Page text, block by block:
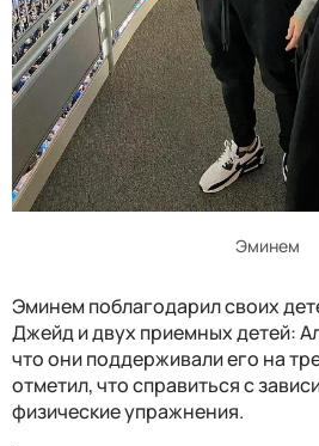
Эминем
Эминем поблагодарил своих
Джейд и двух приемных детей:
что они поддерживали его на
отметил, что справиться с
физические упражнения.